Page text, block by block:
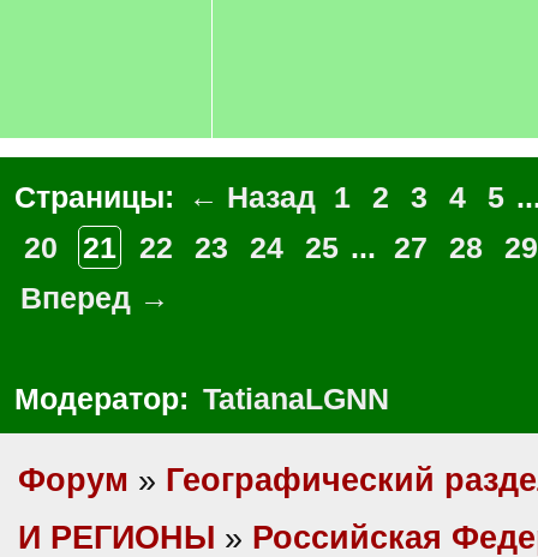
Страницы: ← Назад 1 2 3 4 5
20
21 22 23 24 25 ... 27 28
29
Вперед →
Модератор: TatianaLGNN
Форум » Географический
И РЕГИОНЫ » Российская